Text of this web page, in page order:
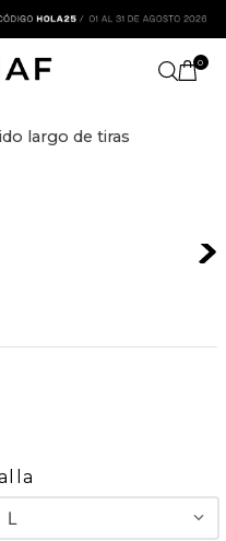
0
largo de tiras
L